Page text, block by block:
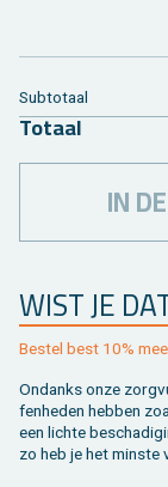
WIST JE
Be­stel best 10%
On­danks onze
fen­he­den heb­ben
een lich­te
zo heb je het min­ste
Sub­to­taal
To­taal
IN